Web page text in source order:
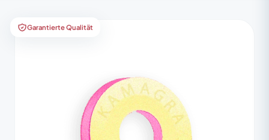
Garantierte Qualität